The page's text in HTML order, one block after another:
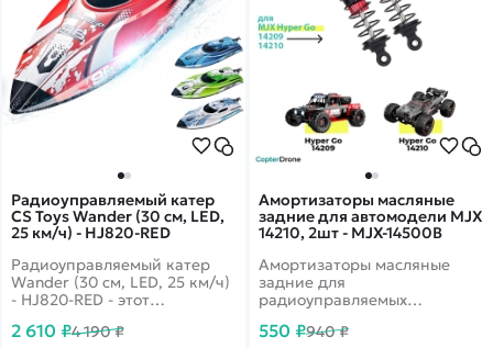
Радиоуправляемый катер
CS Toys Wander (30 см, LED,
25 км/ч) - HJ820-RED
Радиоуправляемый катер
Wander (30 см, LED, 25 км/ч)
- HJ820-RED - этот
несмотря на свой небольшой
2 610 ₽4 190 ₽
Амортизаторы масляные
задние для автомодели MJX
14210, 2шт - MJX-14500B
Амортизаторы масляные
задние для
радиоуправляемых
14210 масштаба 1/14.
550 ₽940 ₽